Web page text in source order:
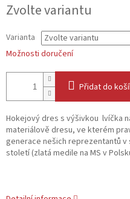
cena:
Zvolte variantu
Varianta
Možnosti doručení
Přidat do
Hokejový dres s výšivkou lvíčka
materiálově dresu, ve kterém
generace nešich reprezentantů
století (zlatá medile na MS v